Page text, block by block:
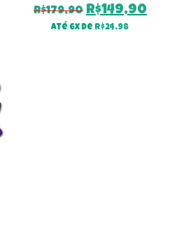
R$179,90 O
preço
R$149,90O
Até 6x de R$24,98